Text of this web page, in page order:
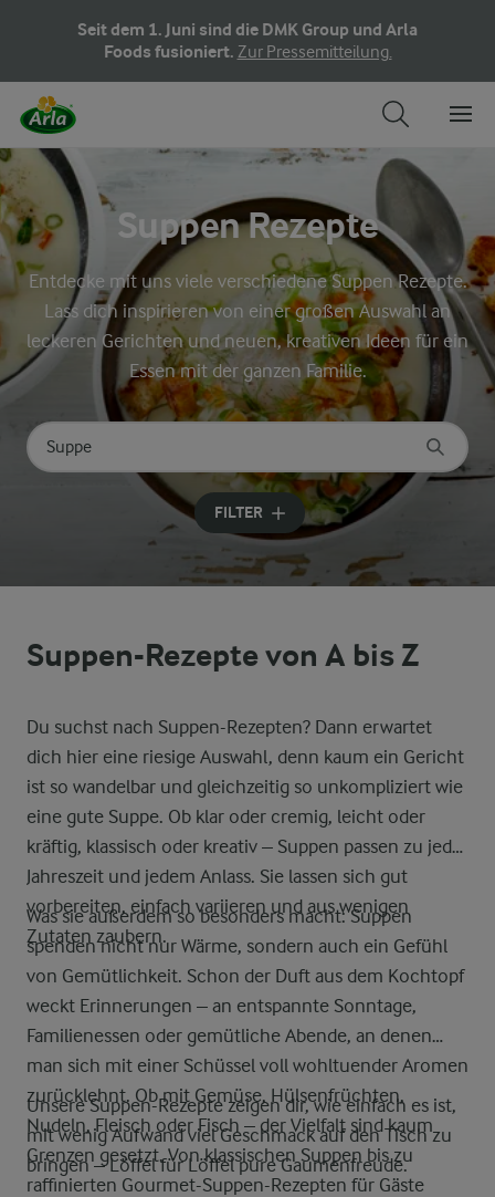
Seit dem 1. Juni sind die DMK Group und Arla
Foods fusioniert. Zur Pressemitteilung.
Suppen Rezepte
Entdecke mit uns viele verschiedene Suppen Rezepte.
Lass dich inspirieren von einer großen Auswahl an
leckeren Gerichten und neuen, kreativen Ideen für ein
Essen mit der ganzen Familie.
Nach Kategorie suchen
Geben Sie Suchbegriffe ein
FILTER
Suppen-Rezepte von A bis Z
Du suchst nach Suppen-Rezepten? Dann erwartet
dich hier eine riesige Auswahl, denn kaum ein Gericht
ist so wandelbar und gleichzeitig so unkompliziert wie
eine gute Suppe. Ob klar oder cremig, leicht oder
kräftig, klassisch oder kreativ – Suppen passen zu jeder
Jahreszeit und jedem Anlass. Sie lassen sich gut
vorbereiten, einfach variieren und aus wenigen
Zutaten zaubern.
Was sie außerdem so besonders macht: Suppen
spenden nicht nur Wärme, sondern auch ein Gefühl
von Gemütlichkeit. Schon der Duft aus dem Kochtopf
weckt Erinnerungen – an entspannte Sonntage,
Familienessen oder gemütliche Abende, an denen
man sich mit einer Schüssel voll wohltuender Aromen
zurücklehnt. Ob mit Gemüse, Hülsenfrüchten,
Nudeln, Fleisch oder Fisch – der Vielfalt sind kaum
Grenzen gesetzt. Von klassischen Suppen bis zu
raffinierten Gourmet-Suppen-Rezepten für Gäste
Unsere Suppen-Rezepte zeigen dir, wie einfach es ist,
mit wenig Aufwand viel Geschmack auf den Tisch zu
bringen – Löffel für Löffel pure Gaumenfreude.